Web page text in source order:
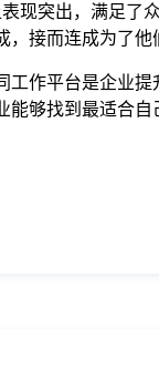
现突出，满足了
接而连成为了他
作平台是企业
够找到最适合自